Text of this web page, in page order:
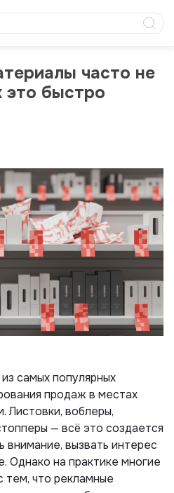
часто не
это быстро
самых популярных
продаж в местах
Листовки, воблеры,
— всё это создается
внимание, вызвать интерес
Однако на практике многие
тем, что рекламные